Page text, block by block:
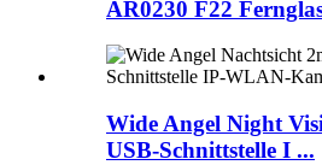
AR0230 F22
Wide Angel Night
USB-Schnittstelle I ...